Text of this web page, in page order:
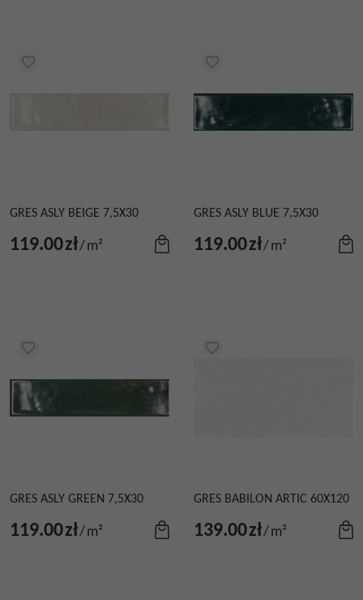
GRES ASLY BEIGE 7,5X30
119.00zł/m²
GRES ASLY BLUE 7,5X30
119.00zł/m²
GRES ASLY GREEN 7,5X30
119.00zł/m²
GRES BABILON ARTIC 60X120
139.00zł/m²